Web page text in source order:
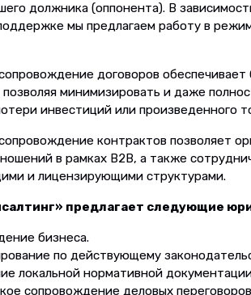
должника (оппонента). В
мы предлагаем работу в
договоров обеспечивает
минимизировать и даже
инвестиций или произведенного
контрактов позволяет
в рамках B2B, а также
и лицензирующими структурами.
предлагает следующие
бизнеса.
по действующему
локальной нормативной
сопровождение деловых